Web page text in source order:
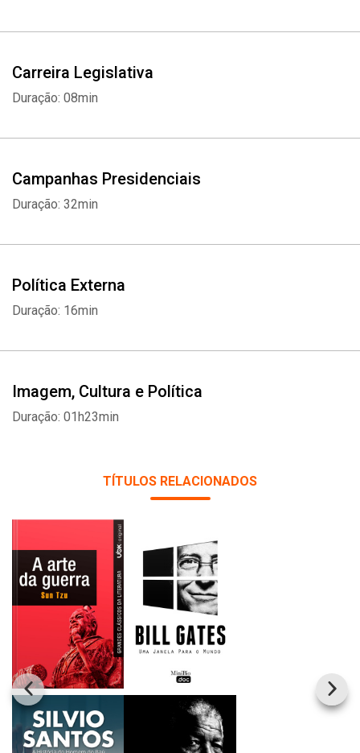
Carreira Legislativa
Duração: 08min
Campanhas Presidenciais
Duração: 32min
Política Externa
Duração: 16min
Imagem, Cultura e Política
Duração: 01h23min
TÍTULOS RELACIONADOS